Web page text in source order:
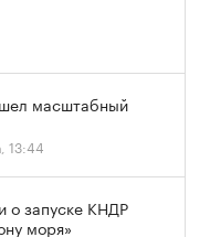
масштабный
13:44
о запуске КНДР
моря»